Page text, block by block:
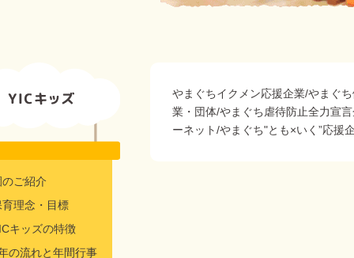
のご紹介
育理念・目標
キッズの特徴
の流れと年間行事
やまぐちイクメン応援企業/やまぐ
業・団体/やまぐち虐待防止全力宣
ーネット/やまぐち"とも×いく”応援